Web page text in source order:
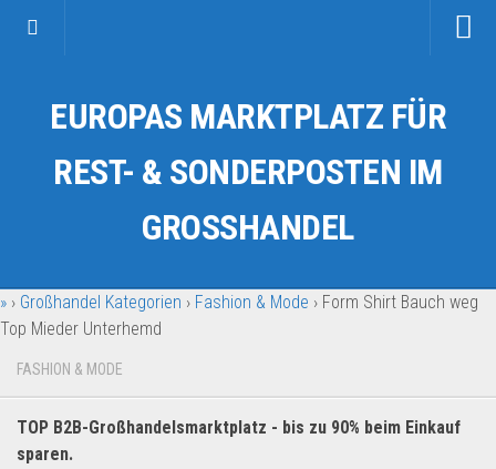
Kategorien
Auto & Motorrad
Fahrzeuge & Transport
Garten & Werkzeug
Geschäft, Büro & Schreibwaren
Geschenkartikel
Handy und Smartphone
EUROPAS MARKTPLATZ FÜR
REST- & SONDERPOSTEN IM
GROSSHANDEL
» › Großhandel Kategorien › Fashion & Mode › Form Shirt Bauch weg
Top Mieder Unterhemd
FASHION & MODE
TOP B2B-Großhandelsmarktplatz - bis zu 90% beim Einkauf
sparen.